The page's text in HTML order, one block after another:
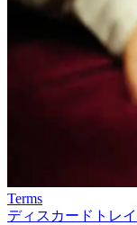
Terms
ディスカードトレイ